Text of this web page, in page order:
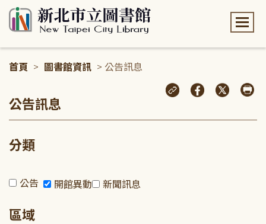
首頁 > 圖書館資訊 > 公告訊息
公告訊息
分類
公告 開館異動 新聞訊息
區域